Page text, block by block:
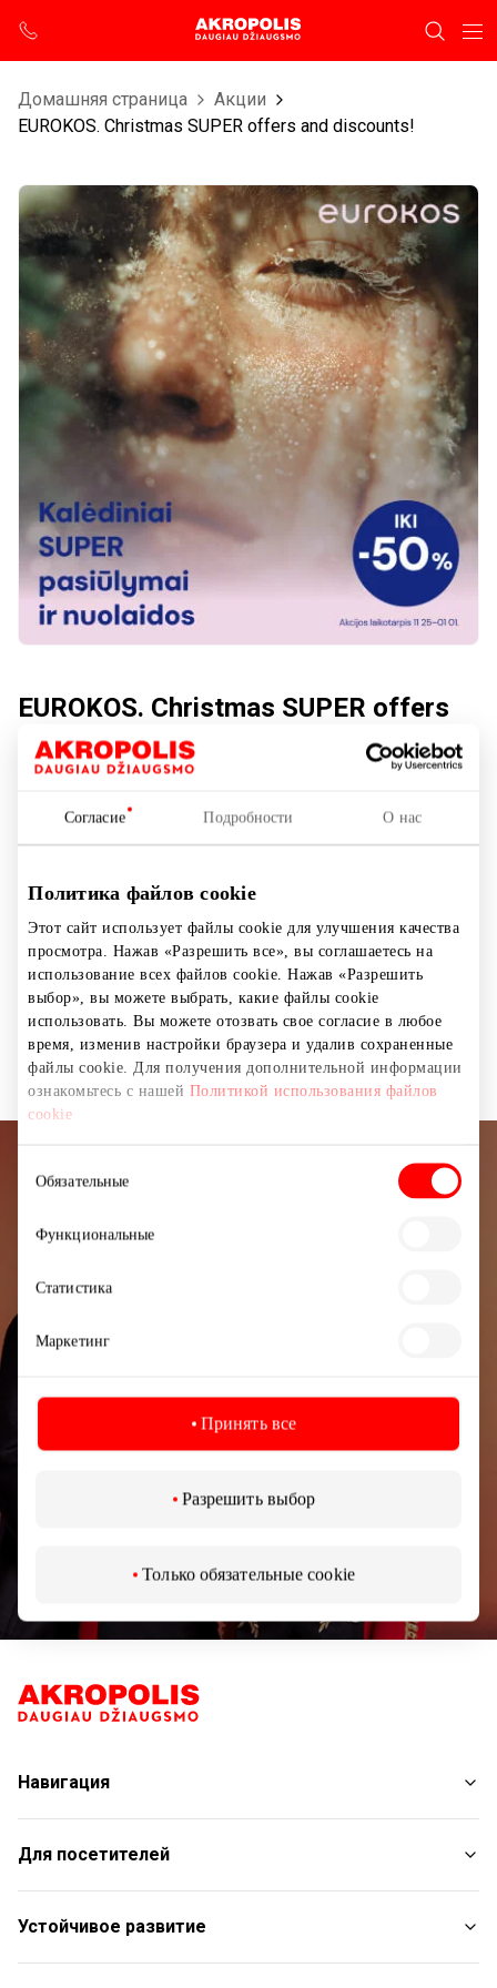
Согласие Подробности О нас
Политика файлов cookie
Этот сайт использует файлы cookie для улучшения качества
просмотра. Нажав «Разрешить все», вы соглашаетесь на
использование всех файлов cookie. Нажав «Разрешить
выбор», вы можете выбрать, какие файлы cookie
использовать. Вы можете отозвать свое согласие в любое
время, изменив настройки браузера и удалив сохраненные
файлы cookie. Для получения дополнительной информации
ознакомьтесь с нашей Политикой использования файлов
cookie
согласия
Обязательные
Функциональные
Статистика
Маркетинг
Принять все
Разрешить выбор
Только обязательные cookie
Домашняя страница
Aкции
EUROKOS. Christmas SUPER offers and discounts!
EUROKOS. Christmas SUPER offers
and discounts!
С 2025.11.25 до 2026.01.01
Показать на карте
Discounts up to — 50 %!
Подписывайтесь на рассылку
мероприятиях и самой свежей информации от
Подписаться
что вам исполнилось 13 лет.
Навигация
Магазины
Услуги
Рестораны
Для посетителей
План торгового центра
С животными
Контакты
Устойчивое развитие
Отчет об устойчивом развитии